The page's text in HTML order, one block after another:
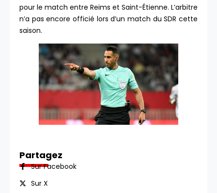
pour le match entre Reims et Saint-Étienne. L’arbitre
n’a pas encore officié lors d’un match du SDR cette
saison.
Partagez
Sur Facebook
Sur X